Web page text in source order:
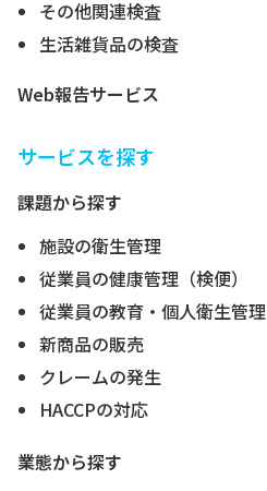
その他関連検査
生活雑貨品の検査
Web報告サービス
サービスを探す
課題から探す
施設の衛生管理
従業員の健康管理（検便）
従業員の教育・個人衛生管理
新商品の販売
クレームの発生
HACCPの対応
業態から探す